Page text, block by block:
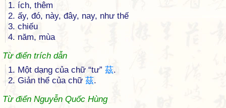
1. ích, thêm
2. ấy, đó, này, đây, nay, như thế
3. chiếu
4. năm, mùa
Từ điển trích dẫn
1. Một dạng của chữ “tư” 茲.
2. Giản thể của chữ 茲.
Từ điển Nguyễn Quốc Hùng